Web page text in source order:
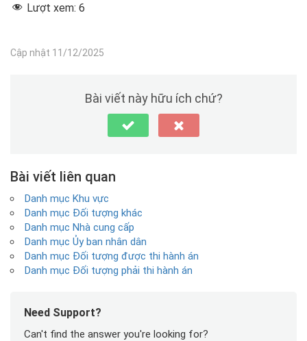
Lượt xem: 6
Cập nhật 11/12/2025
Bài viết này hữu ích chứ?
Bài viết liên quan
Danh mục Khu vực
Danh mục Đối tượng khác
Danh mục Nhà cung cấp
Danh mục Ủy ban nhân dân
Danh mục Đối tượng được thi hành án
Danh mục Đối tượng phải thi hành án
Need Support?
Can't find the answer you're looking for?